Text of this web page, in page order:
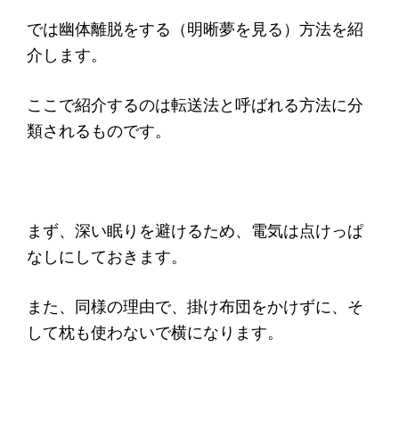
では幽体離脱をする（明晰夢を見る）方法を紹
介します。
ここで紹介するのは転送法と呼ばれる方法に分
類されるものです。
まず、深い眠りを避けるため、電気は点けっぱ
なしにしておきます。
また、同様の理由で、掛け布団をかけずに、そ
して枕も使わないで横になります。